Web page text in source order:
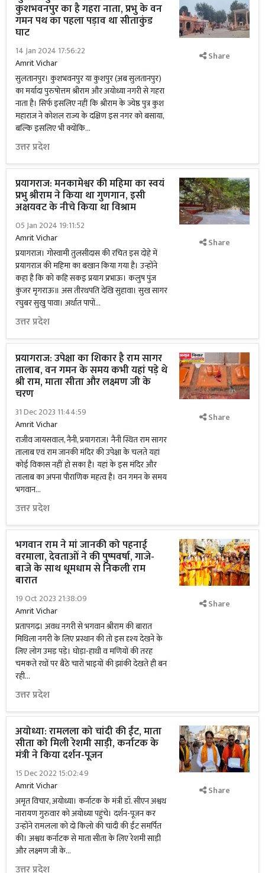
कुशभवनपुर का है गहरा नाता, प्रभु के वन
गमन पथ का पहला पड़ाव था सीताकुंड
घाट
14 Jan 2024 17:56:22
Amrit Vichar
सुलतानपुर। कुशभवनपुर या कुशपुर (अब सुलतानपुर)
का मर्यादा पुरुषोत्तम श्रीराम और अयोध्या नगरी से गहरा
नाता है। सिर्फ इसलिए नहीं कि श्रीराम के ज्येष्ठ पुत्र कुश
महाराज ने कोशल राज्य के दक्षिण इस नगर को बसाया,
बल्कि इसलिए भी क्योंकि...
उत्तर प्रदेश
Share
प्रयागराज: मनकामेश्वर की महिमा का स्वयं
प्रभु श्रीराम ने किया था गुणगान, इसी
अक्षयवट के नीचे किया था विश्राम
05 Jan 2024 19:11:52
Amrit Vichar
प्रयागराज। गोस्वामी तुलसीदास की रचित इस दोहे में
प्रयागराज की महिमा का बखान किया गया है। उन्होंने
कहा है कि को कहि सकइ प्रयाग प्रभाऊ। कलुष पुंज
कुंजर मृगराऊ॥ अस तीरथपति देखि सुहावा। सुख सागर
रघुबर सुखु पावा। अर्थात पापों...
उत्तर प्रदेश
Share
प्रयागराज: उपेक्षा का शिकार है राम सागर
तालाब, वन गमन के समय कभी यहां पड़े थे
श्री राम, माता सीता और लक्ष्मण जी के
चरण
31 Dec 2023 11:44:59
Amrit Vichar
राजीव जायसवाल, नैनी, प्रयागराज। नैनी स्थित राम सागर
तालाब एवं राम जानकी मंदिर की उपेक्षा के चलते यहां
कोई विकास नहीं हो सका है। यहां के इस मंदिर और
तालाब का अपना पौराणिक महत्व है। वन गमन के समय
भगवान...
उत्तर प्रदेश
Share
भगवान राम ने मां जानकी को पहनाई
वरमाला, देवताओं ने की पुष्पवर्षा, गाजे-
बाजे के साथ धूमधाम से निकली राम
बारात
19 Oct 2023 21:38:09
Amrit Vichar
प्रतापगढ़। अवध नगरी से भगवान श्रीराम की बारात
मिथिला नगरी के लिए प्रस्थान की तो इस दृश्य देखने के
लिए लोग उमड़ पड़े। घोड़ा-हाथी व मणियों की तरह
चमकते रथों पर बैठे चारों भाइयों की झांकी देखते ही बन
रही...
उत्तर प्रदेश
Share
अयोध्या: रामलला को चांदी की ईंट, माता
सीता को मिली रेशमी साड़ी, कर्नाटक के
मंत्री ने किया दर्शन-पूजन
15 Dec 2022 15:02:49
Amrit Vichar
अमृत विचार, अयोध्या। कर्नाटक के मंत्री डॉ. सीएन अश्वथ
नारायण गुरुवार को अयोध्या पहुंचे। दर्शन-पूजन कर
उन्होंने रामलला को दो किलो की चांदी की ईंट समर्पित
की। अश्वथ कर्नाटक से माता सीता के लिए रेशमी साड़ी
और लक्ष्मण जी के...
उत्तर प्रदेश
Share